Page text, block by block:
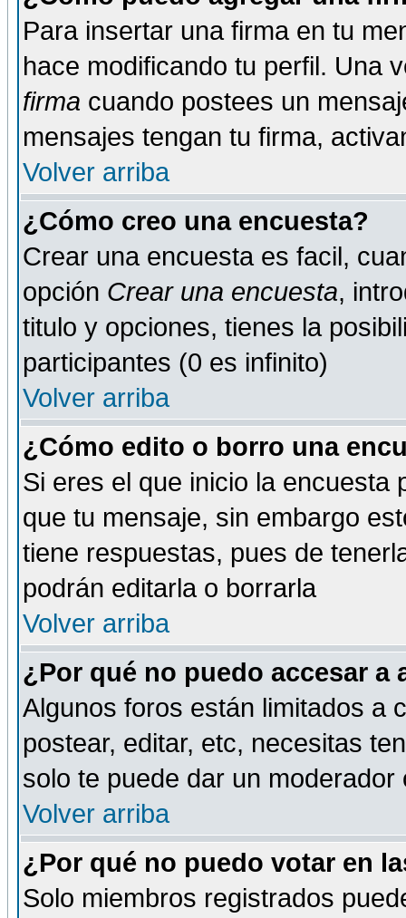
Para insertar una firma en tu
hace modificando tu perfil. Una
firma cuando postees un
mensajes tengan tu firma,
Volver arriba
¿Cómo creo una encuesta?
Crear una encuesta es facil,
opción Crear una encuesta,
titulo y opciones, tienes la
participantes (0 es infinito)
Volver arriba
¿Cómo edito o borro una
Si eres el que inicio la encuesta
que tu mensaje, sin embargo
tiene respuestas, pues de
podrán editarla o borrarla
Volver arriba
¿Por qué no puedo accesar a
Algunos foros están limitados a
postear, editar, etc, necesitas
solo te puede dar un
Volver arriba
¿Por qué no puedo votar en
Solo miembros registrados